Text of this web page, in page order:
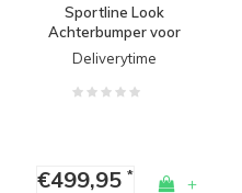
Sportline Look
Achterbumper voor
Volkswagen
Transporter T5 / T5.1
Deliverytime
€499,95* +